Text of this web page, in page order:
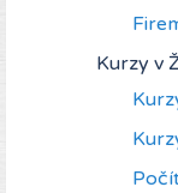
Kurzy v